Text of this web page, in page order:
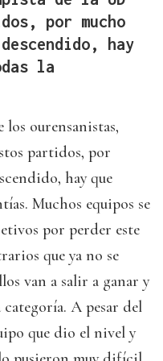
por mucho
hay
la
ourensanistas,
partidos, por
hay que
Muchos equipos se
por perder este
que ya no se
van a salir a ganar y
A pesar del
que dio el nivel y